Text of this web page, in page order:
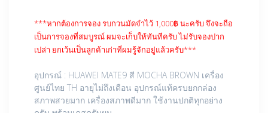
***หากต้องการจอง รบกวนมัดจำไว้ 1,000฿ นะครับ จึงจะถือ
เป็นการจองที่สมบูรณ์ ผมจะเก็บให้ทันทีครับ ไม่รับจองปาก
เปล่า ยกเว้นเป็นลูกค้าเก่าที่ผมรู้จักอยู่แล้วครับ***
อุปกรณ์ : HUAWEI MATE9 สี MOCHA BROWN เครื่อง
ศูนย์ไทย TH อายุไม่ถึงเดือน อุปกรณ์แท้ครบยกกล่อง
สภาพสวยมาก เครื่องสภาพดีมาก ใช้งานปกติทุกอย่าง